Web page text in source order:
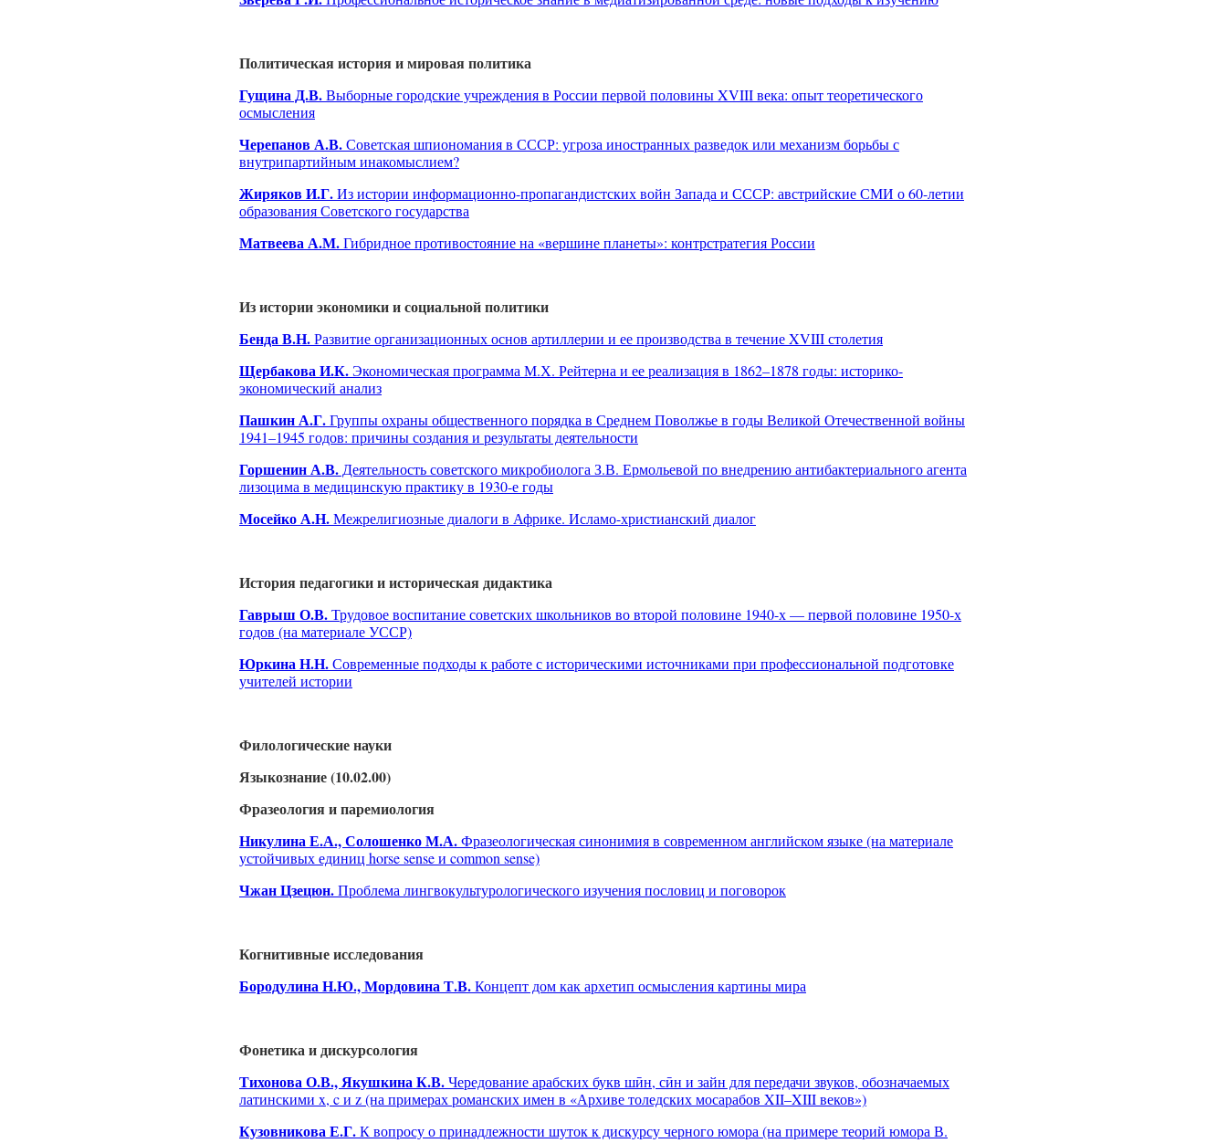
Политическая история и мировая политика
Гущина Д.В.Выборные городские учреждения в России первой половины XVIII века: опыт теоретического
осмысления
Черепанов А.В.Советская шпиономания в СССР: угроза иностранных разведок или механизм борьбы с
внутрипартийным инакомыслием?
Жиряков И.Г.Из истории информационно-пропагандистских войн Запада и СССР: австрийские СМИ о 60-летии
образования Советского государства
Матвеева А.М.Гибридное противостояние на «вершине планеты»: контрстратегия России
Из истории экономики и социальной политики
Бенда В.Н.Развитие организационных основ артиллерии и ее производства в течение XVIII столетия
Щербакова И.К.Экономическая программа М.Х. Рейтерна и ее реализация в 1862–1878 годы: историко-
экономический анализ
Пашкин А.Г.Группы охраны общественного порядка в Среднем Поволжье в годы Великой Отечественной войны
1941–1945 годов: причины создания и результаты деятельности
Горшенин А.В. Деятельность советского микробиолога З.В. Ермольевой по внедрению антибактериального агента
лизоцима в медицинскую практику в 1930-е годы
Мосейко А.Н.Межрелигиозные диалоги в Африке. Исламо-христианский диалог
История педагогики и историческая дидактика
Гаврыш О.В.Трудовое воспитание советских школьников во второй половине 1940-х — первой половине 1950-х
годов (на материале УССР)
Юркина Н.Н.Современные подходы к работе с историческими источниками при профессиональной подготовке
учителей истории
Филологические науки
Языкознание (10.02.00)
Фразеология и паремиология
Никулина Е.А., Солошенко М.А.Фразеологическая синонимия в современном английском языке (на материале
устойчивых единиц horse sense и common sense)
Чжан Цзецюн.Проблема лингвокультурологического изучения пословиц и поговорок
Когнитивные исследования
Бородулина Н.Ю., Мордовина Т.В.Концепт дом как архетип осмысления картины мира
Фонетика и дискурсология
Тихонова О.В., Якушкина К.В.Чередование арабских букв шӣн, сӣн и зайн для передачи звуков, обозначаемых
латинскими x, c и z (на примерах романских имен в «Архиве толедских мосарабов XII–XIII веков»)
Кузовникова Е.Г.К вопросу о принадлежности шуток к дискурсу черного юмора (на примере теорий юмора В.